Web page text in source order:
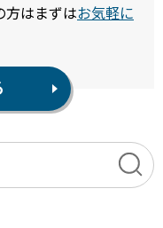
方はまずはお気軽に